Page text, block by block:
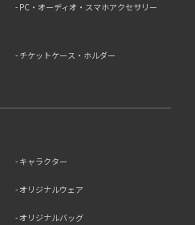
PC・オーディオ・スマホアクセサリー
チケットケース・ホルダー
キャラクター
オリジナルウェア
オリジナルバッグ